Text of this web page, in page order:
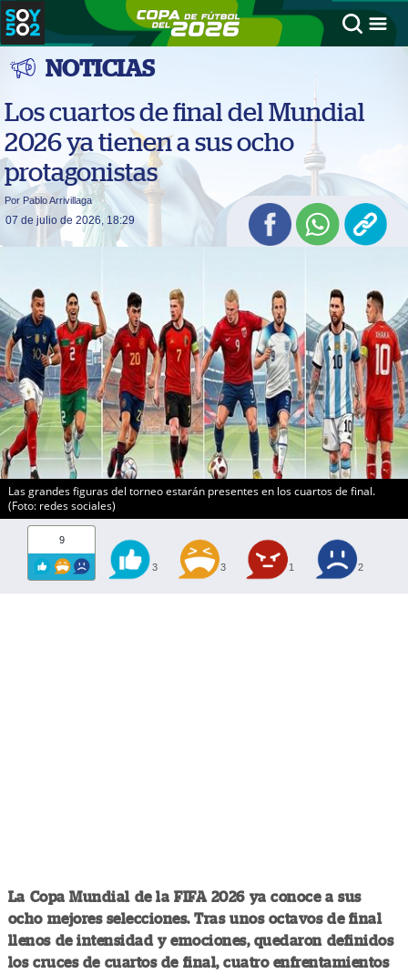
NOTICIAS
Los cuartos de final del Mundial
2026 ya tienen a sus ocho
protagonistas
Por Pablo Arrivillaga
07 de julio de 2026, 18:29
Las grandes figuras del torneo estarán presentes en los cuartos de final.
(Foto: redes sociales)
9
3 3 1 2
La Copa Mundial de la FIFA 2026 ya conoce a sus
ocho mejores selecciones. Tras unos octavos de final
llenos de intensidad y emociones, quedaron definidos
los cruces de cuartos de final, cuatro enfrentamientos